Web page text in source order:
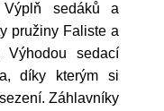
sedáků a
pružiny Faliste a
sedací
díky kterým si
Záhlavníky